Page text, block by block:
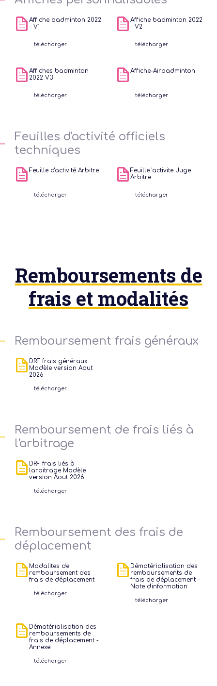
Affiche badminton 2022
- V1
télécharger
Affiche badminton 2022
- V2
télécharger
Affiches badminton
2022 V3
télécharger
Affiche-Airbadminton
télécharger
Feuilles d'activité officiels
techniques
Feuille d'activité Arbitre
télécharger
Feuille 'activite Juge
Arbitre
télécharger
Remboursements de
frais et modalités
Remboursement frais généraux
DRF frais généraux
Modèle version Aout
2026
télécharger
Remboursement de frais liés à
l'arbitrage
DRF frais liés à
larbitrage Modèle
version Aout 2026
télécharger
Remboursement des frais de
déplacement
Modalites de
remboursement des
frais de déplacement
télécharger
Dématérialisation des
remboursements de
frais de déplacement -
Note d'information
télécharger
Dématérialisation des
remboursements de
frais de déplacement -
Annexe
télécharger